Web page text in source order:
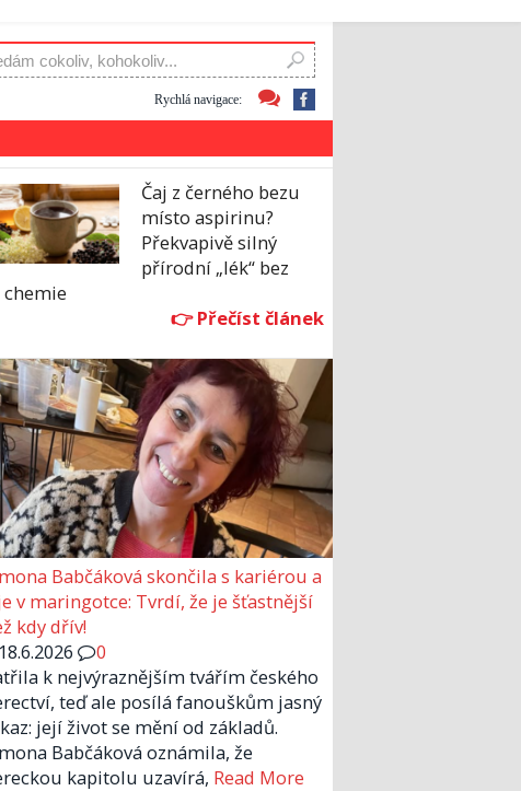
Rychlá navigace:
Čaj z černého bezu
místo aspirinu?
Překvapivě silný
přírodní „lék“ bez
chemie
Babčáková skončila s kariérou a
v maringotce: Tvrdí, že je šťastnější
kdy dřív!
18.6.2026
0
k nejvýraznějším tvářím českého
teď ale posílá fanouškům jasný
její život se mění od základů.
Babčáková oznámila, že
kapitolu uzavírá, Read More